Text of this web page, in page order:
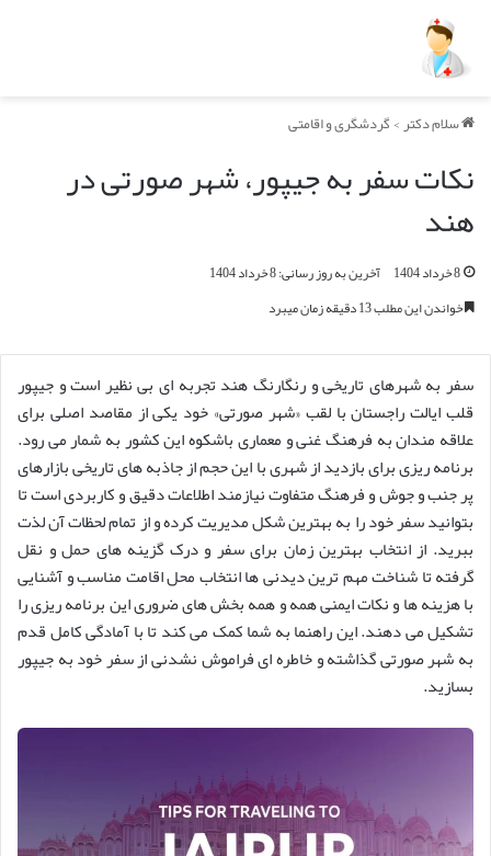
سلام دکتر>گردشگری و اقامتی
نکات سفر به جیپور، شهر صورتی در
هند
8 خرداد 1404
آخرین به روز رسانی: 8 خرداد 1404
خواندن این مطلب 13 دقیقه زمان میبرد
سفر به شهرهای تاریخی و رنگارنگ هند تجربه ای بی نظیر است و جیپور
قلب ایالت راجستان با لقب «شهر صورتی» خود یکی از مقاصد اصلی برای
علاقه مندان به فرهنگ غنی و معماری باشکوه این کشور به شمار می رود.
برنامه ریزی برای بازدید از شهری با این حجم از جاذبه های تاریخی بازارهای
پر جنب و جوش و فرهنگ متفاوت نیازمند اطلاعات دقیق و کاربردی است تا
بتوانید سفر خود را به بهترین شکل مدیریت کرده و از تمام لحظات آن لذت
ببرید. از انتخاب بهترین زمان برای سفر و درک گزینه های حمل و نقل
گرفته تا شناخت مهم ترین دیدنی ها انتخاب محل اقامت مناسب و آشنایی
با هزینه ها و نکات ایمنی همه و همه بخش های ضروری این برنامه ریزی را
تشکیل می دهند. این راهنما به شما کمک می کند تا با آمادگی کامل قدم
به شهر صورتی گذاشته و خاطره ای فراموش نشدنی از سفر خود به جیپور
بسازید.